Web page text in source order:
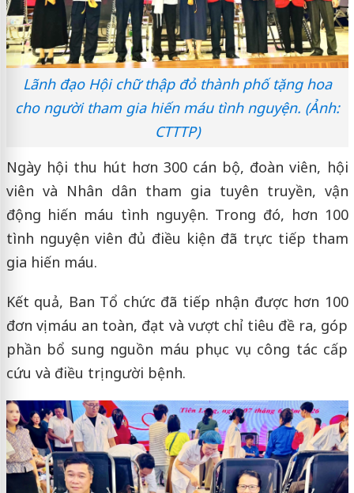
Lãnh đạo Hội chữ thập đỏ thành phố tặng hoa
cho người tham gia hiến máu tình nguyện. (Ảnh:
CTTTP)
Ngày hội thu hút hơn 300 cán bộ, đoàn viên, hội
viên và Nhân dân tham gia tuyên truyền, vận
động hiến máu tình nguyện. Trong đó, hơn 100
tình nguyện viên đủ điều kiện đã trực tiếp tham
gia hiến máu.
Kết quả, Ban Tổ chức đã tiếp nhận được hơn 100
đơn vị máu an toàn, đạt và vượt chỉ tiêu đề ra, góp
phần bổ sung nguồn máu phục vụ công tác cấp
cứu và điều trị người bệnh.